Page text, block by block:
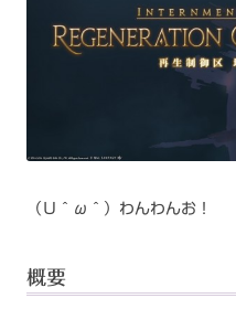
（Ｕ＾ω＾）わんわんお！
概要